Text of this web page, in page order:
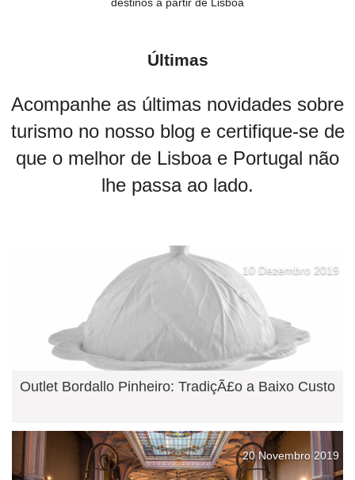
Últimas
Acompanhe as últimas novidades sobre
turismo no nosso blog e certifique-se de
que o melhor de Lisboa e Portugal não
lhe passa ao lado.
10 Dezembro 2019
Outlet Bordallo Pinheiro: TradiçÃ£o a Baixo Custo
20 Novembro 2019